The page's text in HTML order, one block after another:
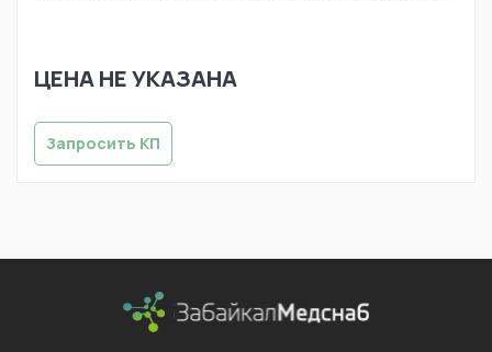
ЦЕНА НЕ УКАЗАНА
Запросить КП